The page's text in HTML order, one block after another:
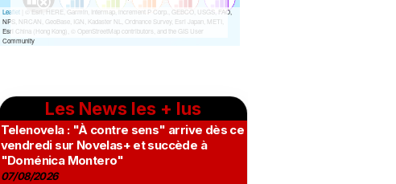
Les News les + lus
Telenovela : "À contre sens" arrive dès ce
vendredi sur Novelas+ et succède à
"Doménica Montero"
07/08/2026